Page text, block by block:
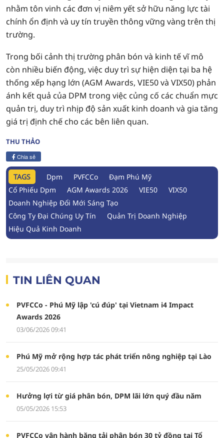
nhằm tôn vinh các đơn vị niêm yết sở hữu năng lực tài
chính ổn định và uy tín truyền thông vững vàng trên thị
trường.
Trong bối cảnh thị trường phân bón và kinh tế vĩ mô
còn nhiều biến động, việc duy trì sự hiện diện tại ba hệ
thống xếp hạng lớn (AGM Awards, VIE50 và VIX50) phản
ánh kết quả của DPM trong việc củng cố các chuẩn mực
quản trị, duy trì nhịp độ sản xuất kinh doanh và gia tăng
giá trị định chế cho các bên liên quan.
THU THẢO
Chia sẻ
TAGS Dpm PVFCCo
Đạm Phú Mỹ
Cổ Phiếu Dpm
AGM Awards 2026 VIE50
VIX50
Doanh Nghiệp Đổi Mới Sáng Tạo
Công Ty Đại Chúng Uy Tín
Quản Trị Doanh Nghiệp
Hiệu Quả Kinh Doanh
TIN LIÊN QUAN
PVFCCo - Phú Mỹ lập 'cú đúp' tại Vietnam i4 Impact
Awards 2026
03/06/2026 09:41
Phú Mỹ mở rộng hợp tác phát triển nông nghiệp tại Lào
25/05/2026 09:41
Hưởng lợi từ giá phân bón, DPM lãi lớn quý đầu năm
05/05/2026 15:53
PVFCCo vận hành băng tải phân bón 30 tỷ đồng tại Tổ